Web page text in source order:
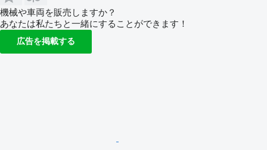
機械や車両を販売しますか？
あなたは私たちと一緒にすることができます！
広告を掲載する